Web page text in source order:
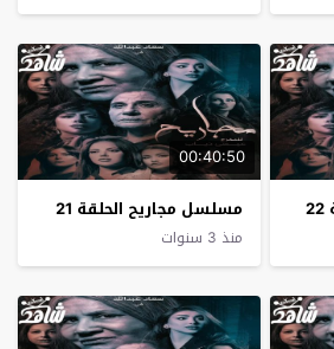
00:40:50
مسلسل مجاريح الحلقة 21
منذ 3 سنوات